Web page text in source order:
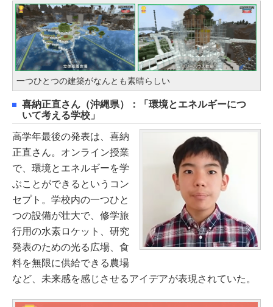
一つひとつの建築がなんとも素晴らしい
喜納正直さん（沖縄県）：「環境とエネルギーにつ
いて考える学校」
高学年最後の発表は、喜納
正直さん。オンライン授業
で、環境とエネルギーを学
ぶことができるというコン
セプト。学校内の一つひと
つの設備が壮大で、修学旅
行用の水素ロケット、研究
発表のための光る広場、食
料を無限に供給できる農場
など、未来感を感じさせるアイデアが表現されていた。